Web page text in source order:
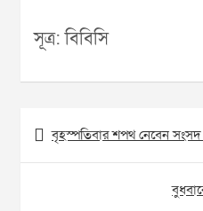
সূত্র: বিবিসি
Post
navigation
বৃহস্পতিবার শপথ নেবেন